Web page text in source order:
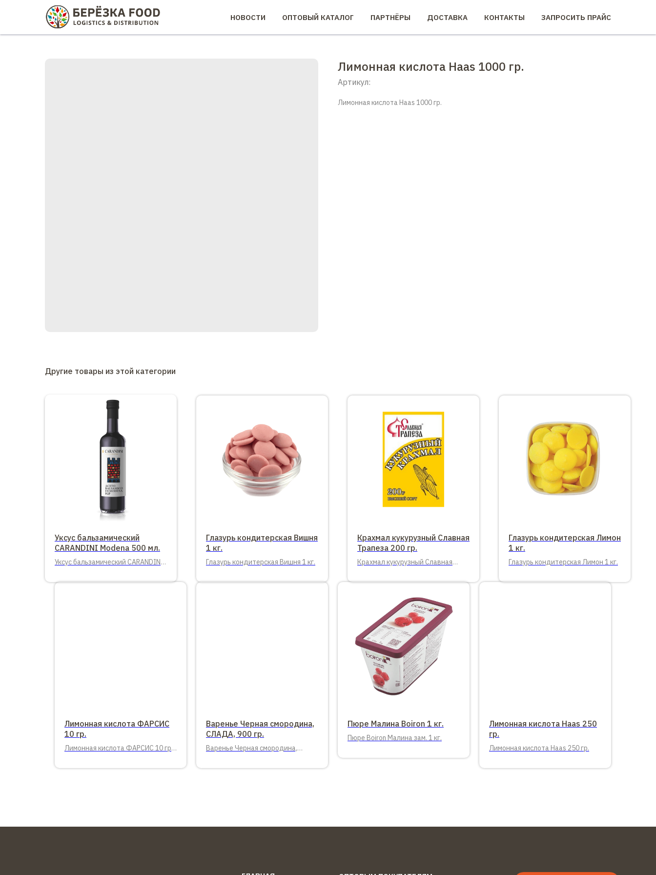
НОВОСТИ ОПТОВЫЙ КАТАЛОГ ПАРТНЁРЫ ДОСТАВКА КОНТАКТЫ ЗАПРОСИТЬ ПРАЙС
Лимонная кислота Haas 1000 гр.
Артикул:
Лимонная кислота Haas 1000 гр.
Другие товары из этой категории
Уксус бальзамический
CARANDINI Modena 500 мл.
Уксус бальзамический CARANDINI
упаковке
Глазурь кондитерская Вишня
1 кг.
Глазурь кондитерская Вишня 1 кг.
Крахмал кукурузный Славная
Трапеза 200 гр.
Крахмал кукурузный Славная
Глазурь кондитерская Лимон
1 кг.
Глазурь кондитерская Лимон 1 кг.
Лимонная кислота ФАРСИС
10 гр.
Лимонная кислота ФАРСИС 10 гр.
Варенье Черная смородина,
СЛАДА, 900 гр.
Варенье Черная смородина,
Пюре Малина Boiron 1 кг.
Пюре Boiron Малина зам. 1 кг.
Лимонная кислота Haas 250
гр.
Лимонная кислота Haas 250 гр.